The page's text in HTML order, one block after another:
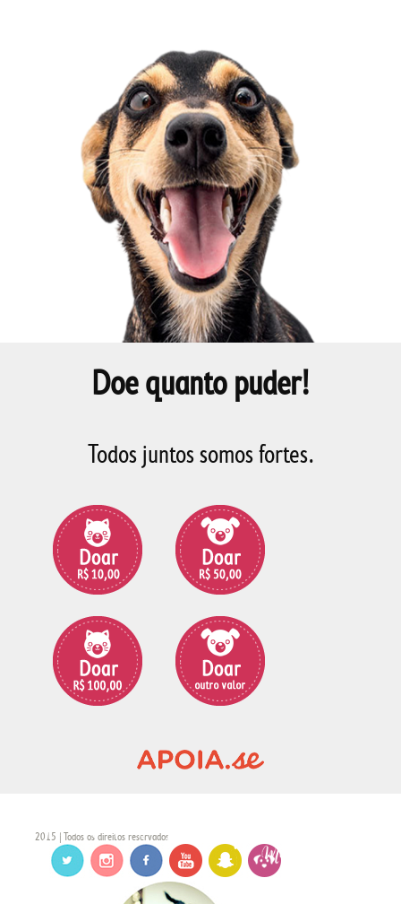
Doe quanto puder!
Todos juntos somos fortes.
2015 | Todos os direitos reservados